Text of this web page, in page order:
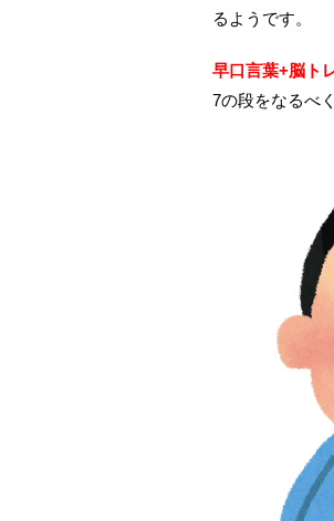
るようです。
早口言葉+脳ト
7の段をなるべ